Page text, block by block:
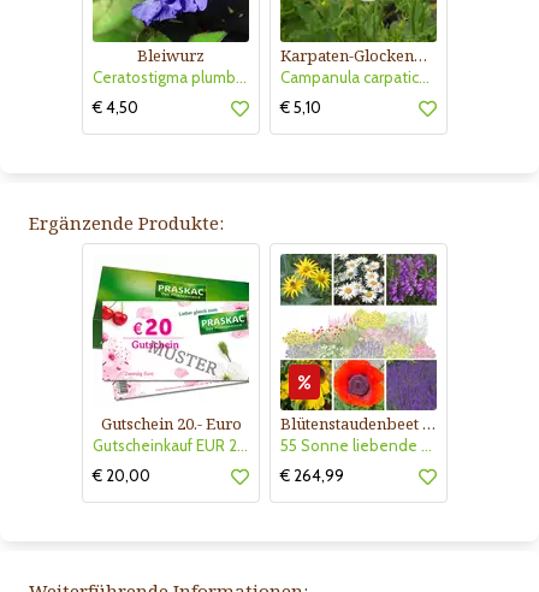
Bleiwurz
Ceratostigma plumbaginoides
€ 4,50
Karpaten-Glockenblume
Campanula carpatica 'Weiße Clips'
€ 5,10
Ergänzende Produkte:
Gutschein 20.- Euro
Gutscheinkauf EUR 20.-
€ 20,00
Blütenstaudenbeet Kollektion Nr. 504
55 Sonne liebende Stauden für 6 m² Beet mit Pflanzplan
€ 264,99